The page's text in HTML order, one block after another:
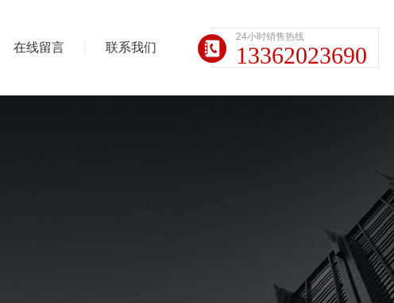
在线留言 联系我们
24小时销售热线
13362023690